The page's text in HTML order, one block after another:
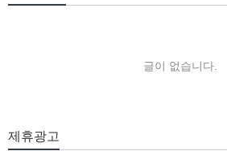
글이 없습니다.
제휴광고